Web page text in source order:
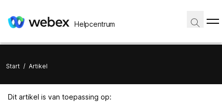
Helpcentrum
Start / Artikel
Dit artikel is van toepassing op: